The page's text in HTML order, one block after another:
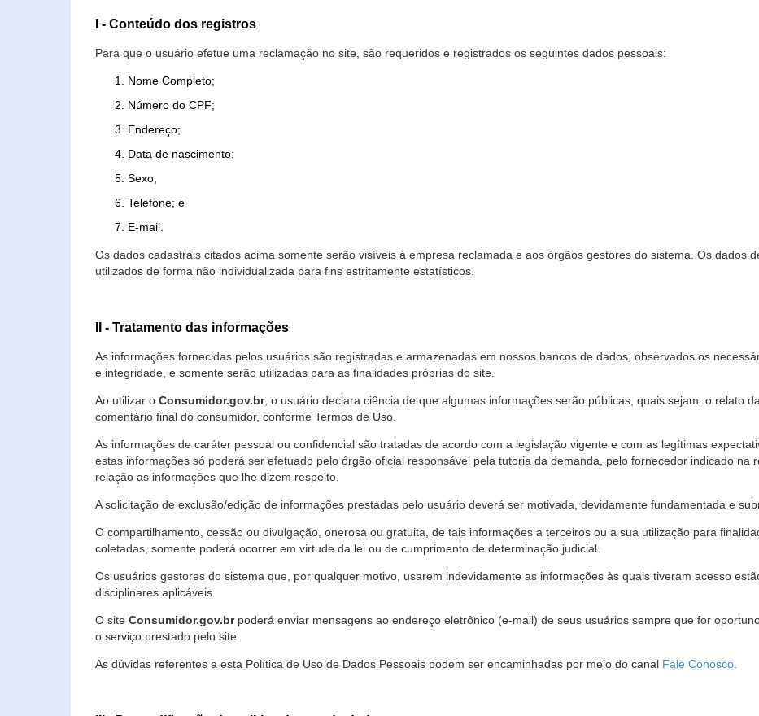
I - Conteúdo dos registros
Para que o usuário efetue uma reclamação no site, são requeridos e registrados os seguintes dados pessoais:
Nome Completo;
Número do CPF;
Endereço;
Data de nascimento;
Sexo;
Telefone; e
E-mail.
Os dados cadastrais citados acima somente serão visíveis à empresa reclamada e aos órgãos gestores do sistema. Os dados
utilizados de forma não individualizada para fins estritamente estatísticos.
II - Tratamento das informações
As informações fornecidas pelos usuários são registradas e armazenadas em nossos bancos de dados, observados os
e integridade, e somente serão utilizadas para as finalidades próprias do site.
Ao utilizar o Consumidor.gov.br, o usuário declara ciência de que algumas informações serão públicas, quais sejam: o relato
comentário final do consumidor, conforme Termos de Uso.
As informações de caráter pessoal ou confidencial são tratadas de acordo com a legislação vigente e com as legítimas
estas informações só poderá ser efetuado pelo órgão oficial responsável pela tutoria da demanda, pelo fornecedor indicado na
relação as informações que lhe dizem respeito.
A solicitação de exclusão/edição de informações prestadas pelo usuário deverá ser motivada, devidamente fundamentada e
O compartilhamento, cessão ou divulgação, onerosa ou gratuita, de tais informações a terceiros ou a sua utilização para
coletadas, somente poderá ocorrer em virtude da lei ou de cumprimento de determinação judicial.
Os usuários gestores do sistema que, por qualquer motivo, usarem indevidamente as informações às quais tiveram acesso
disciplinares aplicáveis.
O site Consumidor.gov.brpoderá enviar mensagens ao endereço eletrônico (e-mail) de seus usuários sempre que for
o serviço prestado pelo site.
As dúvidas referentes a esta Política de Uso de Dados Pessoais podem ser encaminhadas por meio do canal Fale Conosco